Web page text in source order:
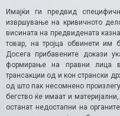
Имајќи ги предвид
извршување на кривичното
висината на предвидената
товар, на тројца обвинети им
Досега прибавените докази
формирање на правни лица
трансакции од и кон странски
од што пак несомнено
бегство ќе имаат и
останат недостапни на